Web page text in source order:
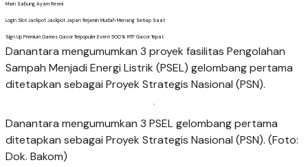
Main Sabung Ayam Resmi
Login Slot Jackpot Jackpot Japan Terjamin Mudah Menang Setiap Saat
Sign Up Premium Games Gacor Terpopuler Event 500% RTP Gacor Tepat
Danantara mengumumkan 3 proyek fasilitas Pengolahan
Sampah Menjadi Energi Listrik (PSEL) gelombang pertama
ditetapkan sebagai Proyek Strategis Nasional (PSN).
Danantara mengumumkan 3 PSEL gelombang pertama
ditetapkan sebagai Proyek Strategis Nasional (PSN). (Foto:
Dok. Bakom)